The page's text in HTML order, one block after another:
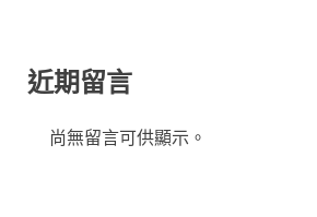
近期留言
尚無留言可供顯示。